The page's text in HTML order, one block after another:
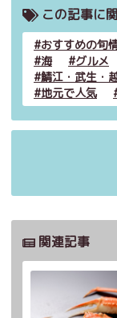
この記事に
おすすめの旬
海
グルメ
鯖江・武生・
地元で人気
関連記事